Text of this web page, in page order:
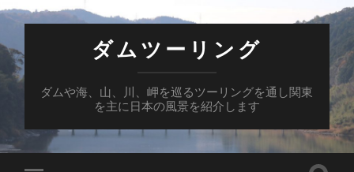
ダムツーリング
ダムや海、山、川、岬を巡るツーリングを通し関東
を主に日本の風景を紹介します